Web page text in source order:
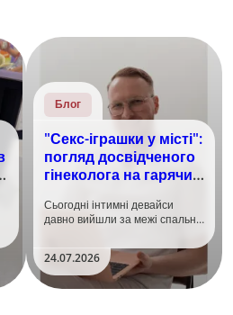
Блог
"Секс-іграшки у місті":
погляд досвідченого
гінеколога на гарячий
Сьогодні інтимні девайси
давно вийшли за межі спальні.
безшумні моторчики та
стильний дизайн перетворили
їх на гаджет, який багато хто
використовує, тестує у
24.07.2026